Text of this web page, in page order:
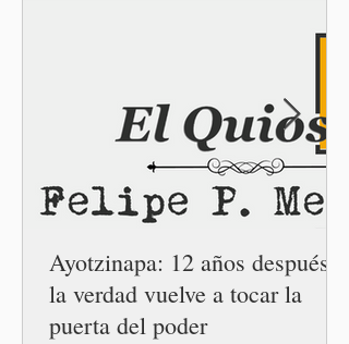
Igualdad, Bienestar, Redes,
Emancipación) número 62 y
la Casa Carmen Serdán
número 25 en el estado, la
cuarta en la c
Ayotzinapa: 12 años después,
la verdad vuelve a tocar la
puerta del poder